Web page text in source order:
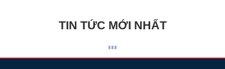
TIN TỨC MỚI NHẤT